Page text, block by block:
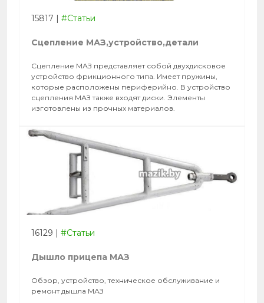
15817 | #Статьи
Сцепление МАЗ,устройство,детали
Сцепление МАЗ представляет собой двухдисковое
устройство фрикционного типа. Имеет пружины,
которые расположены периферийно. В устройство
сцепления МАЗ также входят диски. Элементы
изготовлены из прочных материалов.
16129 | #Статьи
Дышло прицепа МАЗ
Обзор, устройство, техническое обслуживание и
ремонт дышла МАЗ